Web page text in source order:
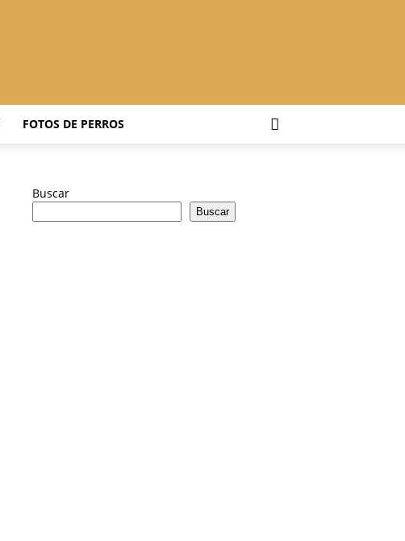
FOTOS DE PERROS
Buscar
Buscar